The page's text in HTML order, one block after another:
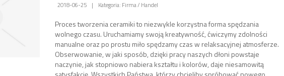
2018-06-25 | Kategoria: Firma / Handel
Proces tworzenia ceramiki to niezwykle korzystna forma spędzania
wolnego czasu. Uruchamiamy swoją kreatywność, ćwiczymy zdolności
manualne oraz po prostu miło spędzamy czas w relaksacyjnej atmosferze.
Obserwowanie, w jaki sposób, dzięki pracy naszych dłoni powstaje
naczynie, jak stopniowo nabiera kształtu i kolorów, daje niesamowitą